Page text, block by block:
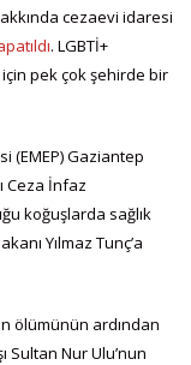
cezaevi idaresi
. LGBTİ+
için pek çok şehirde bir
(EMEP) Gaziantep
Ceza İnfaz
koğuşlarda sağlık
Yılmaz Tunç’a
ölümünün ardından
Sultan Nur Ulu’nun